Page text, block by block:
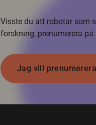
Visste du att robotar som
forskning, prenumerera på
Jag vill prenumerera